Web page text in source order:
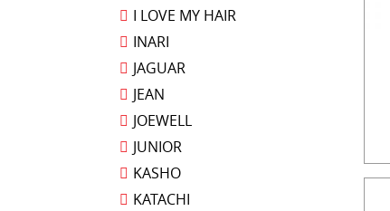
I LOVE MY HAIR
INARI
JAGUAR
JEAN
JOEWELL
JUNIOR
KASHO
KATACHI